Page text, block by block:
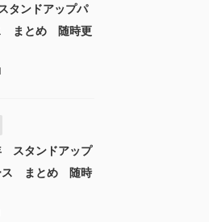
ンドアップパ
まとめ 随時更
スタンドアップ
ス まとめ 随時